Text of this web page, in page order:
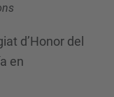
d’Honor del
en